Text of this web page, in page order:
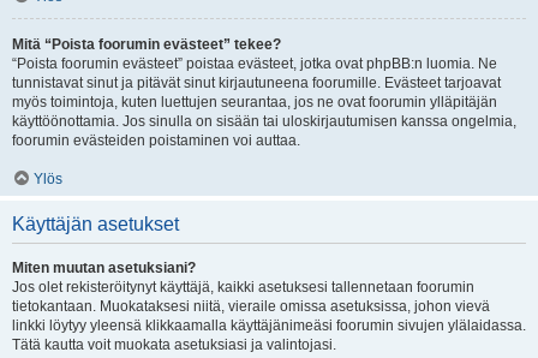
Mitä “Poista foorumin evästeet” tekee?
“Poista foorumin evästeet” poistaa evästeet, jotka ovat phpBB:n luomia. Ne
tunnistavat sinut ja pitävät sinut kirjautuneena foorumille. Evästeet tarjoavat
myös toimintoja, kuten luettujen seurantaa, jos ne ovat foorumin ylläpitäjän
käyttöönottamia. Jos sinulla on sisään tai uloskirjautumisen kanssa ongelmia,
foorumin evästeiden poistaminen voi auttaa.
Ylös
Käyttäjän asetukset
Miten muutan asetuksiani?
Jos olet rekisteröitynyt käyttäjä, kaikki asetuksesi tallennetaan foorumin
tietokantaan. Muokataksesi niitä, vieraile omissa asetuksissa, johon vievä
linkki löytyy yleensä klikkaamalla käyttäjänimeäsi foorumin sivujen ylälaidassa.
Tätä kautta voit muokata asetuksiasi ja valintojasi.